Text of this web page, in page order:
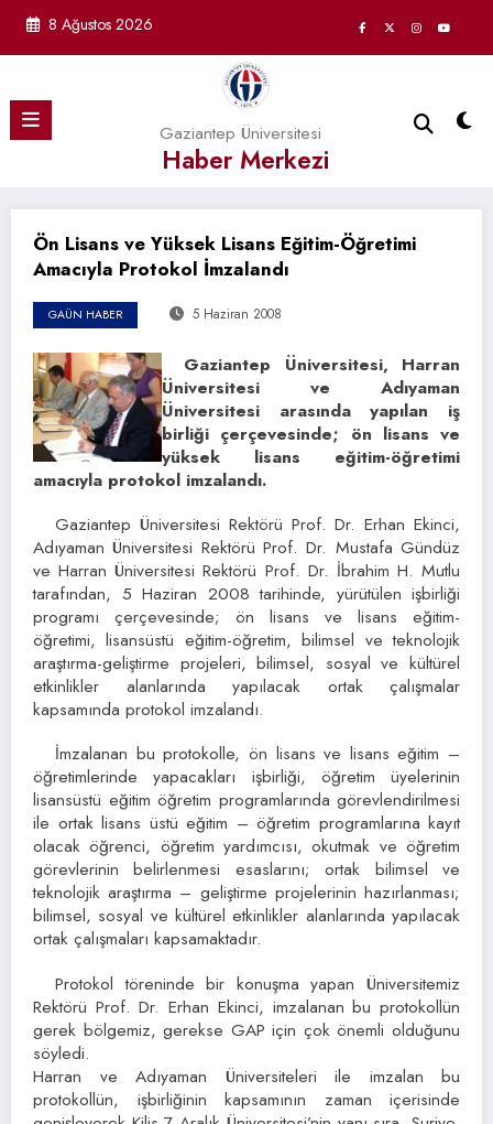
8 Ağustos 2026
Gaziantep Üniversitesi
Haber Merkezi
Ön Lisans ve Yüksek Lisans Eğitim-Öğretimi
Amacıyla Protokol İmzalandı
GAÜN HABER 5 Haziran 2008
Gaziantep Üniversitesi, Harran
Üniversitesi ve Adıyaman
Üniversitesi arasında yapılan iş
birliği çerçevesinde; ön lisans ve
yüksek lisans eğitim-öğretimi
amacıyla protokol imzalandı.
Gaziantep Üniversitesi Rektörü Prof. Dr. Erhan Ekinci,
Adıyaman Üniversitesi Rektörü Prof. Dr. Mustafa Gündüz
ve Harran Üniversitesi Rektörü Prof. Dr. İbrahim H. Mutlu
tarafından, 5 Haziran 2008 tarihinde, yürütülen işbirliği
programı çerçevesinde; ön lisans ve lisans eğitim-
öğretimi, lisansüstü eğitim-öğretim, bilimsel ve teknolojik
araştırma-geliştirme projeleri, bilimsel, sosyal ve kültürel
etkinlikler alanlarında yapılacak ortak çalışmalar
kapsamında protokol imzalandı.
İmzalanan bu protokolle, ön lisans ve lisans eğitim –
öğretimlerinde yapacakları işbirliği, öğretim üyelerinin
lisansüstü eğitim öğretim programlarında görevlendirilmesi
ile ortak lisans üstü eğitim – öğretim programlarına kayıt
olacak öğrenci, öğretim yardımcısı, okutmak ve öğretim
görevlerinin belirlenmesi esaslarını; ortak bilimsel ve
teknolojik araştırma – geliştirme projelerinin hazırlanması;
bilimsel, sosyal ve kültürel etkinlikler alanlarında yapılacak
ortak çalışmaları kapsamaktadır.
Protokol töreninde bir konuşma yapan Üniversitemiz
Rektörü Prof. Dr. Erhan Ekinci, imzalanan bu protokollün
gerek bölgemiz, gerekse GAP için çok önemli olduğunu
söyledi.
Harran ve Adıyaman Üniversiteleri ile imzalan bu
protokollün, işbirliğinin kapsamının zaman içerisinde